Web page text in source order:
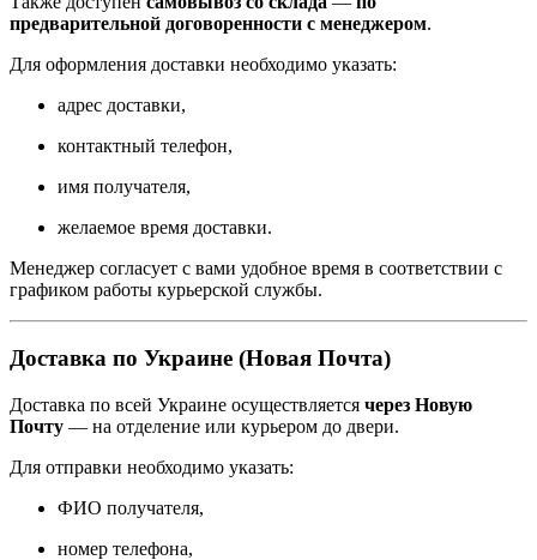
предварительной договоренности с менеджером.
Для оформления доставки необходимо указать:
адрес доставки,
контактный телефон,
имя получателя,
желаемое время доставки.
Менеджер согласует с вами удобное время в соответствии с
графиком работы курьерской службы.
Доставка по Украине (Новая Почта)
Доставка по всей Украине осуществляется через Новую
Почту — на отделение или курьером до двери.
Для отправки необходимо указать:
ФИО получателя,
номер телефона,